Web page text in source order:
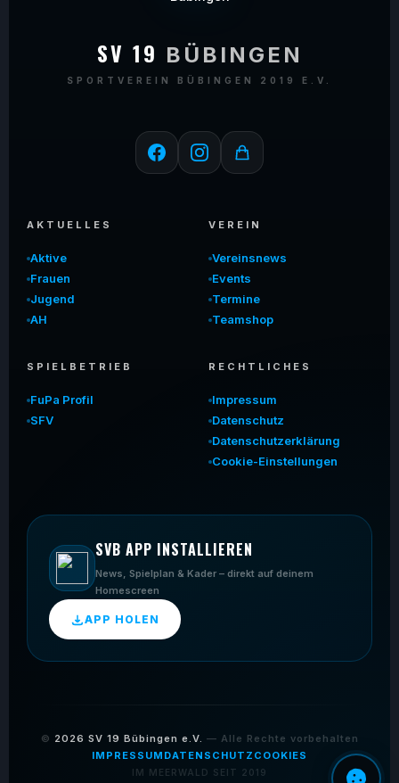
SV 19 BÜBINGEN
SPORTVEREIN BÜBINGEN 2019 E.V.
AKTUELLES
Aktive
Frauen
Jugend
AH
VEREIN
Vereinsnews
Events
Termine
Teamshop
SPIELBETRIEB
FuPa Profil
SFV
RECHTLICHES
Impressum
Datenschutz
Datenschutzerklärung
Cookie-Einstellungen
SVB APP INSTALLIEREN
News, Spielplan & Kader – direkt auf deinem
Homescreen
APP HOLEN
© 2026 SV 19 Bübingen e.V. — Alle Rechte vorbehalten
IMPRESSUM DATENSCHUTZ COOKIES
IM MEERWALD SEIT 2019